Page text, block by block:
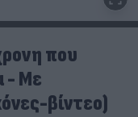
που
- Με
βίντεο)